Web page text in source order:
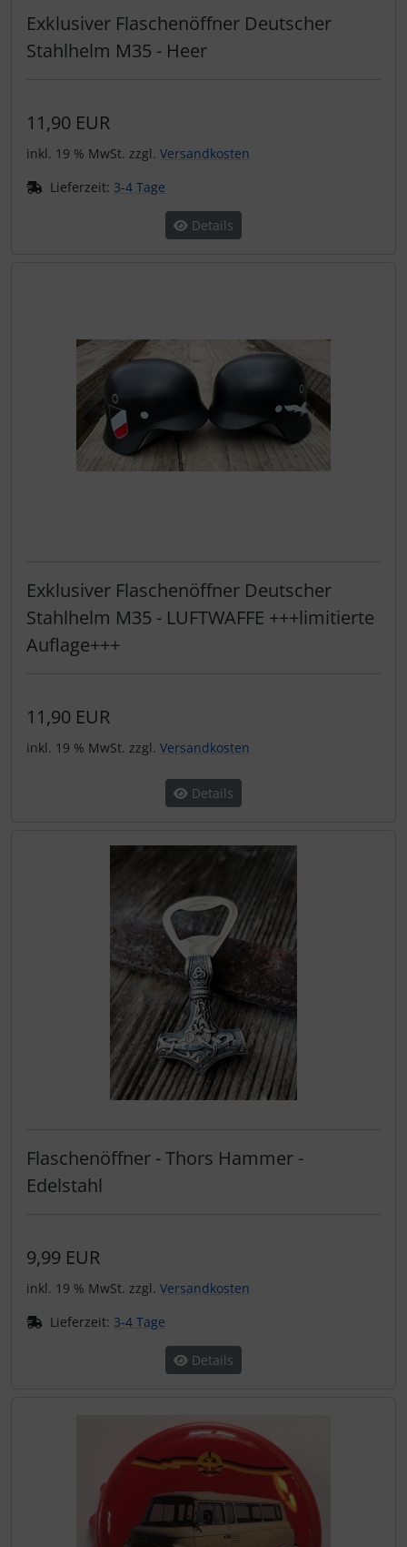
Exklusiver Flaschenöffner Deutscher
Stahlhelm M35 - Heer
11,90 EUR
inkl. 19 % MwSt. zzgl. Versandkosten
Lieferzeit: 3-4 Tage
Details
Exklusiver Flaschenöffner Deutscher
Stahlhelm M35 - LUFTWAFFE +++limitierte
Auflage+++
11,90 EUR
inkl. 19 % MwSt. zzgl. Versandkosten
Details
Flaschenöffner - Thors Hammer -
Edelstahl
9,99 EUR
inkl. 19 % MwSt. zzgl. Versandkosten
Lieferzeit: 3-4 Tage
Details